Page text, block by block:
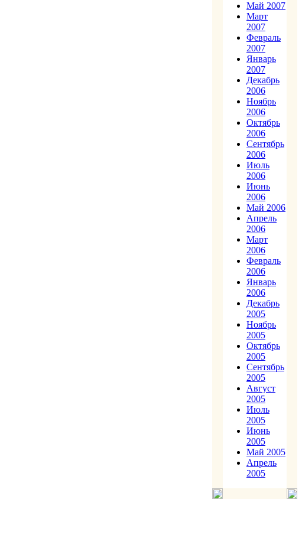
Май 2007
Март
2007
Февраль
2007
Январь
2007
Декабрь
2006
Ноябрь
2006
Октябрь
2006
Сентябрь
2006
Июль
2006
Июнь
2006
Май 2006
Апрель
2006
Март
2006
Февраль
2006
Январь
2006
Декабрь
2005
Ноябрь
2005
Октябрь
2005
Сентябрь
2005
Август
2005
Июль
2005
Июнь
2005
Май 2005
Апрель
2005